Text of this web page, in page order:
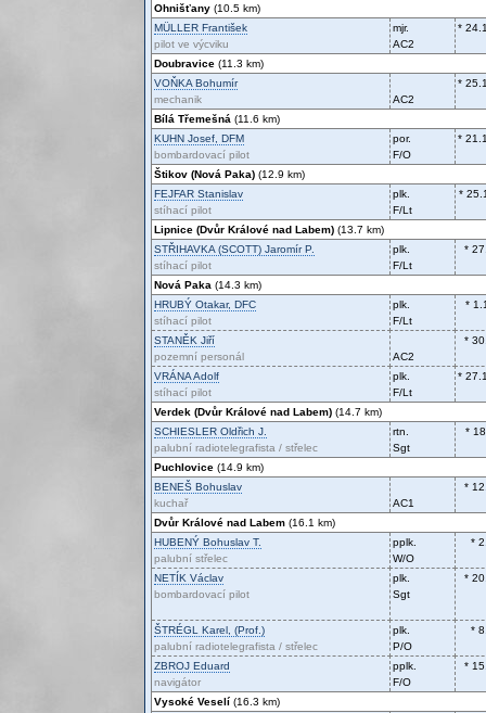
Ohnišťany (10.5 km)
MÜLLER František
pilot ve výcviku
mjr.
AC2
*
Doubravice (11.3 km)
VOŇKA Bohumír
mechanik
AC2
*
Bílá Třemešná (11.6 km)
KUHN Josef, DFM
bombardovací pilot
por.
F/O
*
Štikov (Nová Paka) (12.9 km)
FEJFAR Stanislav
stíhací pilot
plk.
F/Lt
*
Lipnice (Dvůr Králové nad Labem) (13.7 km)
STŘIHAVKA (SCOTT) Jaromír P.
stíhací pilot
plk.
F/Lt
*
Nová Paka (14.3 km)
HRUBÝ Otakar, DFC
stíhací pilot
plk.
F/Lt
*
STANĚK Jiří
pozemní personál
AC2
*
VRÁNAAdolf
stíhací pilot
plk.
F/Lt
*
Verdek (Dvůr Králové nad Labem) (14.7 km)
SCHIESLER Oldřich J.
palubní radiotelegrafista / střelec
rtn.
Sgt
*
Puchlovice (14.9 km)
BENEŠ Bohuslav
kuchař
AC1
*
Dvůr Králové nad Labem (16.1 km)
HUBENÝ Bohuslav T.
palubní střelec
pplk.
W/O
*
NETÍK Václav
bombardovací pilot
plk.
Sgt
*
ŠTRÉGL
Karel, (Prof.)
palubní radiotelegrafista / střelec
plk.
P/O
*
ZBROJ Eduard
navigátor
pplk.
F/O
*
Vysoké Veselí (16.3 km)